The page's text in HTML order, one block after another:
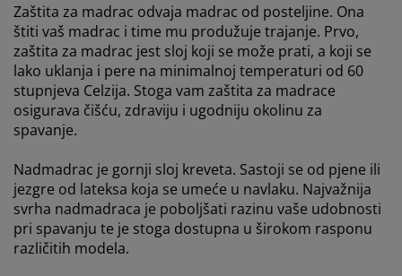
Zaštita za madrac odvaja madrac od posteljine. Ona
štiti vaš madrac i time mu produžuje trajanje. Prvo,
zaštita za madrac jest sloj koji se može prati, a koji se
lako uklanja i pere na minimalnoj temperaturi od 60
stupnjeva Celzija. Stoga vam zaštita za madrace
osigurava čišću, zdraviju i ugodniju okolinu za
spavanje.
Nadmadrac je gornji sloj kreveta. Sastoji se od pjene ili
jezgre od lateksa koja se umeće u navlaku. Najvažnija
svrha nadmadraca je poboljšati razinu vaše udobnosti
pri spavanju te je stoga dostupna u širokom rasponu
različitih modela.